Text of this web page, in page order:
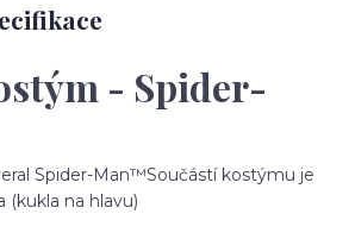
- Spider-
Spider-Man™Součástí kostýmu je
(kukla na hlavu)